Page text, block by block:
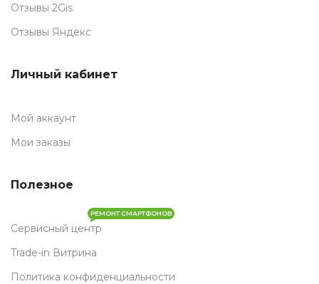
Отзывы 2Gis
Отзывы Яндекс
Личный кабинет
Мой аккаунт
Мои заказы
Полезное
Сервисный центр
РЕМОНТ СМАРТФОНОВ
Trade-in Витрина
Политика конфиденциальности